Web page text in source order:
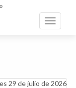
Toggle
29 de julio de 2026